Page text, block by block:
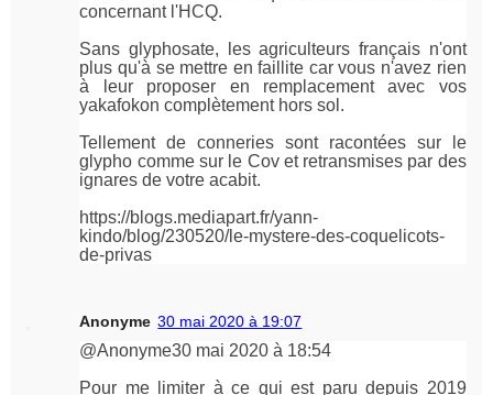
concernant l'HCQ.
Sans glyphosate, les agriculteurs français n'ont
plus qu'à se mettre en faillite car vous n'avez rien
à leur proposer en remplacement avec vos
yakafokon complètement hors sol.
Tellement de conneries sont racontées sur le
glypho comme sur le Cov et retransmises par des
ignares de votre acabit.
https://blogs.mediapart.fr/yann-
kindo/blog/230520/le-mystere-des-coquelicots-
de-privas
Anonyme 30 mai 2020 à 19:07
@Anonyme30 mai 2020 à 18:54
Pour me limiter à ce qui est paru depuis 2019